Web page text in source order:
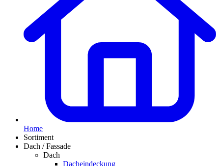
Home
Sortiment
Dach / Fassade
Dach
Dacheindeckung